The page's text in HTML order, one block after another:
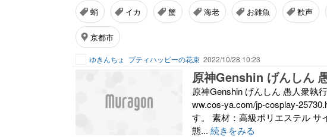
蛸 イカ 蟹 海老 お雑魚 歓声
京都市
ゆきんちょ プティハッピーの花束 2022/10/28 10:23
原神Genshin げんしん 愚人衆執
ww.cos-ya.com/jp-cosplay-
す。 素材：高級ポリエステル サ
態... 続きをみる